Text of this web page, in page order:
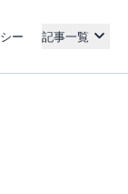
ー 記事一覧